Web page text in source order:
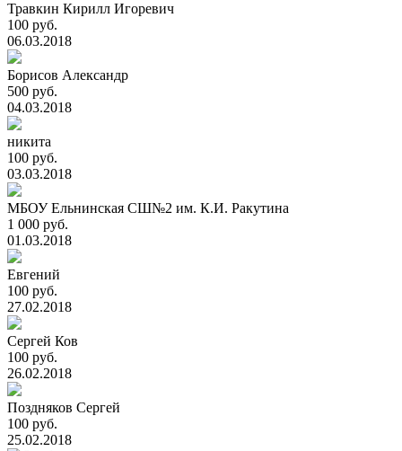
Травкин Кирилл Игоревич
100 руб.
06.03.2018
Борисов Александр
500 руб.
04.03.2018
никита
100 руб.
03.03.2018
МБОУ Ельнинская СШ№2 им. К.И. Ракутина
1 000 руб.
01.03.2018
Евгений
100 руб.
27.02.2018
Сергей Ков
100 руб.
26.02.2018
Поздняков Сергей
100 руб.
25.02.2018